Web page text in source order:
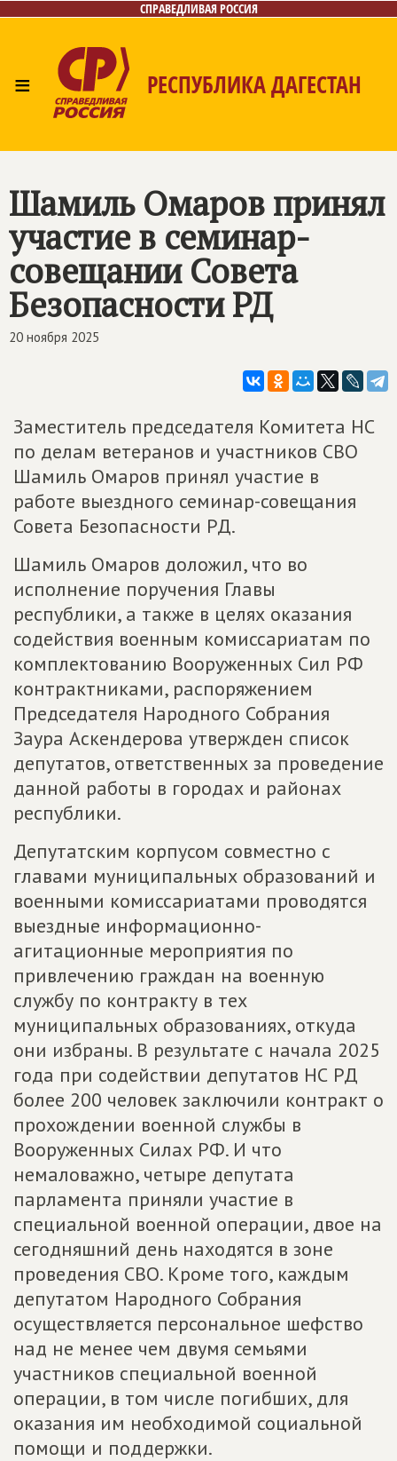
СПРАВЕДЛИВАЯ РОССИЯ
≡ РЕСПУБЛИКА ДАГЕСТАН
Шамиль Омаров принял
участие в семинар-
совещании Совета
Безопасности РД
20 ноября 2025
Заместитель председателя Комитета НС
по делам ветеранов и участников СВО
Шамиль Омаров принял участие в
работе выездного семинар-совещания
Совета Безопасности РД.
Шамиль Омаров доложил, что во
исполнение поручения Главы
республики, а также в целях оказания
содействия военным комиссариатам по
комплектованию Вооруженных Сил РФ
контрактниками, распоряжением
Председателя Народного Собрания
Заура Аскендерова утвержден список
депутатов, ответственных за проведение
данной работы в городах и районах
республики.
Депутатским корпусом совместно с
главами муниципальных образований и
военными комиссариатами проводятся
выездные информационно-
агитационные мероприятия по
привлечению граждан на военную
службу по контракту в тех
муниципальных образованиях, откуда
они избраны. В результате с начала 2025
года при содействии депутатов НС РД
более 200 человек заключили контракт о
прохождении военной службы в
Вооруженных Силах РФ. И что
немаловажно, четыре депутата
парламента приняли участие в
специальной военной операции, двое на
сегодняшний день находятся в зоне
проведения СВО. Кроме того, каждым
депутатом Народного Собрания
осуществляется персональное шефство
над не менее чем двумя семьями
участников специальной военной
операции, в том числе погибших, для
оказания им необходимой социальной
помощи и поддержки.